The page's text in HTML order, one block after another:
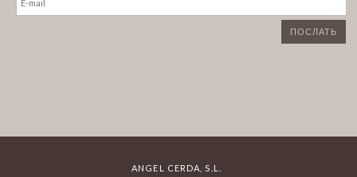
ANGEL CERDA, S.L.